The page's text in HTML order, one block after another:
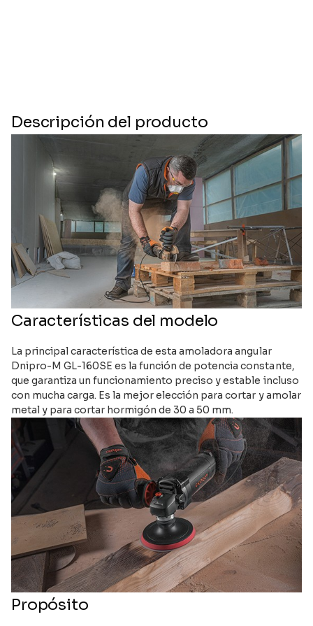
Descripción del producto
Características del modelo
La principal característica de esta amoladora angular
Dnipro-M GL-160SE es la función de potencia constante,
que garantiza un funcionamiento preciso y estable incluso
con mucha carga. Es la mejor elección para cortar y amolar
metal y para cortar hormigón de 30 a 50 mm.
Propósito